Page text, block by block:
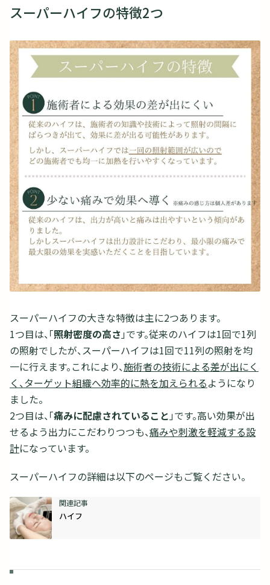
スーパーハイフの特徴2つ
スーパーハイフの大きな特徴は主に2つあります。
1つ目は、「照射密度の高さ」です。従来のハイフは1回で1列
の照射でしたが、スーパーハイフは1回で11列の照射を均
一に行えます。これにより、施術者の技術による差が出にく
く、ターゲット組織へ効率的に熱を加えられるようになり
ました。
2つ目は、「痛みに配慮されていること」です。高い効果が出
せるよう出力にこだわりつつも、痛みや刺激を軽減する設
計になっています。
スーパーハイフの詳細は以下のページもご覧ください。
ハイフ